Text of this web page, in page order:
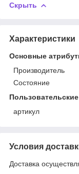
Скрыть
Характеристики
Основные
Производитель
Состояние
артикул
Условия
Доставка